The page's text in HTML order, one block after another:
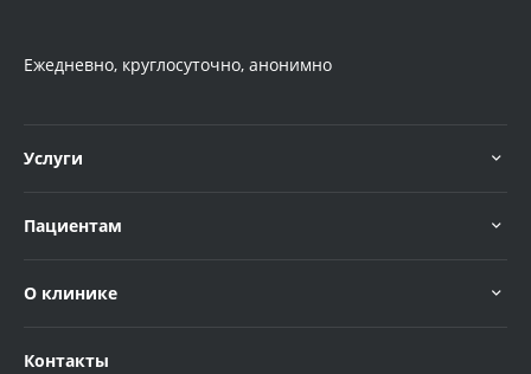
Ежедневно, круглосуточно, анонимно
Услуги
Пациентам
О клинике
Контакты